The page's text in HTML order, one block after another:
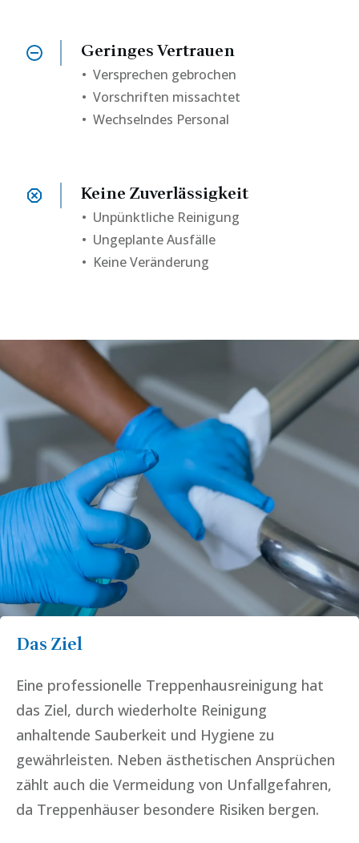
Geringes Vertrauen
•Versprechen gebrochen
• Vorschriften missachtet
• Wechselndes Personal
Keine Zuverlässigkeit
• Unpünktliche Reinigung
• Ungeplante Ausfälle
• Keine Veränderung
Das Ziel
Eine professionelle Treppenhausreinigung hat
das Ziel, durch wiederholte Reinigung
anhaltende Sauberkeit und Hygiene zu
gewährleisten. Neben ästhetischen Ansprüchen
zählt auch die Vermeidung von Unfallgefahren,
da Treppenhäuser besondere Risiken bergen.